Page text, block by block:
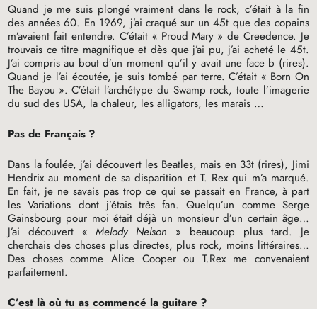
Quand je me suis plongé vraiment dans le rock, c’était à la fin
des années 60. En 1969, j’ai craqué sur un 45t que des copains
m’avaient fait entendre. C’était « Proud Mary » de Creedence. Je
trouvais ce titre magnifique et dès que j’ai pu, j’ai acheté le 45t.
J’ai compris au bout d’un moment qu’il y avait une face b (rires).
Quand je l’ai écoutée, je suis tombé par terre. C’était « Born On
The Bayou ». C’était l’archétype du Swamp rock, toute l’imagerie
du sud des USA, la chaleur, les alligators, les marais …
Pas de Français ?
Dans la foulée, j’ai découvert les Beatles, mais en 33t (rires), Jimi
Hendrix au moment de sa disparition et T. Rex qui m’a marqué.
En fait, je ne savais pas trop ce qui se passait en France, à part
les Variations dont j’étais très fan. Quelqu’un comme Serge
Gainsbourg pour moi était déjà un monsieur d’un certain âge…
J’ai découvert « Melody Nelson
» beaucoup plus tard. Je
cherchais des choses plus directes, plus rock, moins littéraires…
Des choses comme Alice Cooper ou T.Rex me convenaient
parfaitement.
C’est là où tu as commencé la guitare ?